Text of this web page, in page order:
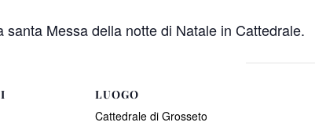
Messa della notte di Natale in Cattedrale.
LUOGO
Cattedrale di Grosseto